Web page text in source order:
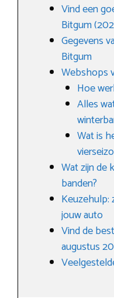
Vind een
Bitgum
Gegevens
Bitgum
Webshops
Hoe
Alles
Wat is
Wat zijn de
banden?
Keuzehulp:
jouw auto
Vind de
augustus